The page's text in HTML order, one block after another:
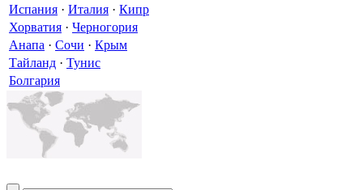
Испания · Италия · Кипр
Хорватия · Черногория
Анапа · Сочи · Крым
Тайланд · Тунис
Болгария